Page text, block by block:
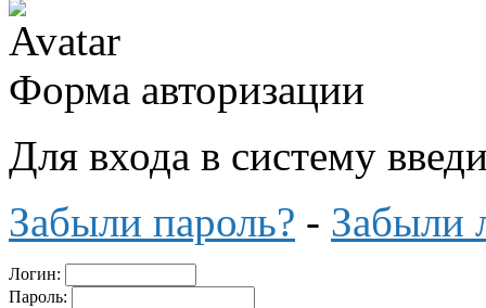
Форма авторизации
Для входа в систему
Забыли пароль? - Забыли
Логин:
Пароль: